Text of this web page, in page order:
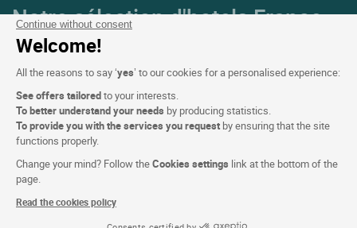
Continue without consent
Welcome!
All the reasons to say ‘yes’ to our cookies for a personalised experience:
See offers tailoredto your interests.
To better understand your needs by producing statistics.
To provide you with the services you request by ensuring that the site
functions properly.
Change your mind? Follow theCookies settings link at the bottom of the
page.
Read the cookies policy
Notre sélection d'hotels France
et en Europe
Top Pays
Top Régions
Top Villes
Top Hotels